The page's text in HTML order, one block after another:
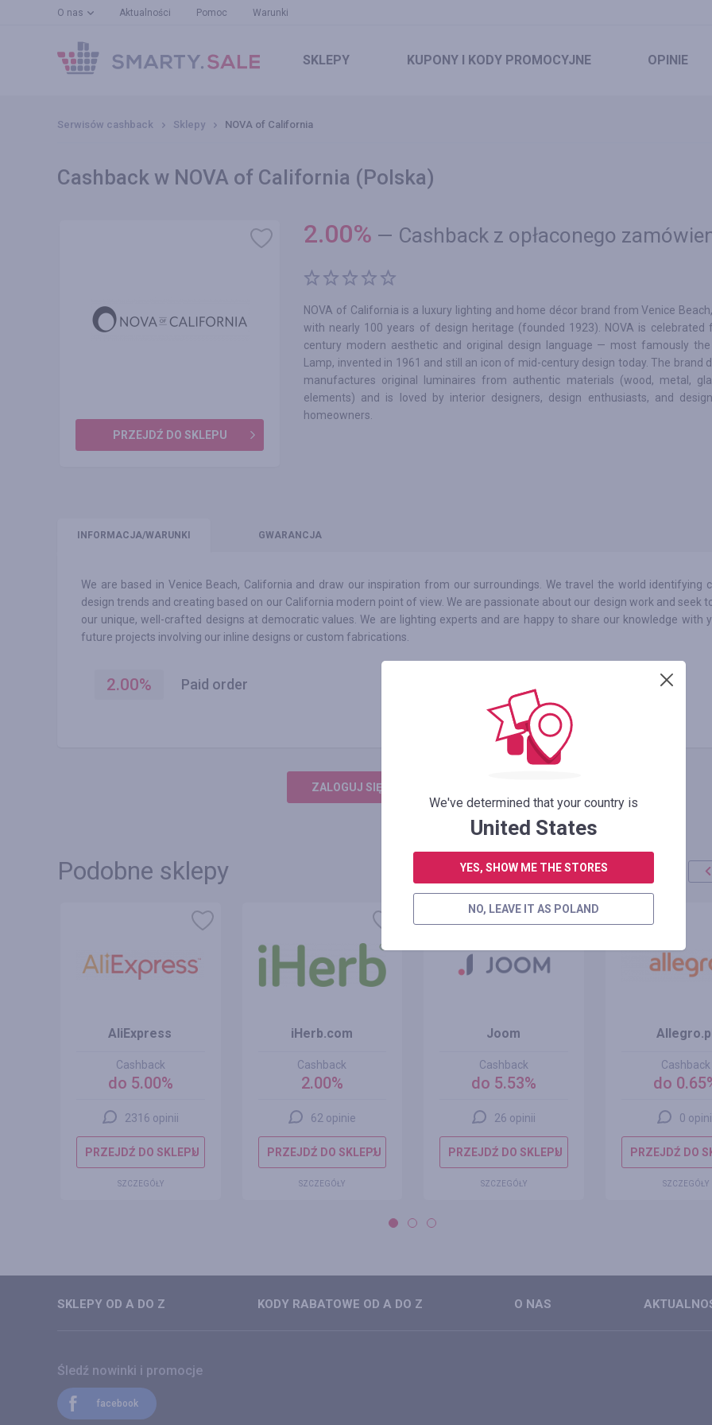
O nas Aktualności Pomoc Warunki
SKLEPY KUPONYI KODY PROMOCYJNE OPINIE
Serwisów cashback Sklepy NOVA of California
Cashback w NOVA of California (Polska)
PRZEJDŹ DO SKLEPU
2.00% — Cashback z opłaconego
NOVA of California is a luxury lighting and home décor brand from Venice
with nearly 100 years of design heritage (founded 1923). NOVA is celebrated
century modern aesthetic and original design language — most famously the
Lamp, invented in 1961 and still an icon of mid-century design today. The brand
manufactures original luminaires from authentic materials (wood, metal,
elements) and is loved by interior designers, design enthusiasts, and
homeowners.
INFO RMACJA/WARUNKI GWARANCJA
We are based in Venice Beach, California and draw our inspiration from our surroundings. We travel the world identifying
design trends and creating based on our California modern point of view. We are passionate about our design work and seek
our unique, well-crafted designs at democratic values. We are lighting experts and are happy to share our knowledge with
future projects involving our inline designs or custom fabrications.
2.00% Paid order
ZALOGUJ SIĘ, ŻEBY ZOSTAWIĆ OPINIĘ
Podobne sklepy
AliExpress
Cashback
do 5.00%
2316 opinii
PRZEJDŹ DO SKLEPU
SZCZEGÓŁY
iHerb.com
Cashback
2.00%
62 opinie
PRZEJDŹ DO SKLEPU
SZCZEGÓŁY
Joom
Cashback
do 5.53%
26 opinii
PRZEJDŹ DO SKLEPU
SZCZEGÓŁY
Cashback
do
0
PRZEJDŹ DO
SZCZEGÓŁY
SKLEPY OD A DO Z KODY RABATOWE OD A DO Z O NAS
Śledź nowinki i promocje
facebook
We've determined that your country is
United States
YES, SHOW ME THE STORES
NO, LEAVE IT AS POLAND